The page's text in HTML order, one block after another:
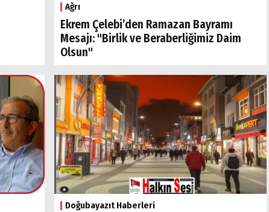
Ağrı
Ekrem Çelebi’den Ramazan Bayramı
Mesajı: "Birlik ve Beraberliğimiz Daim
Olsun"
Doğubayazıt Haberleri